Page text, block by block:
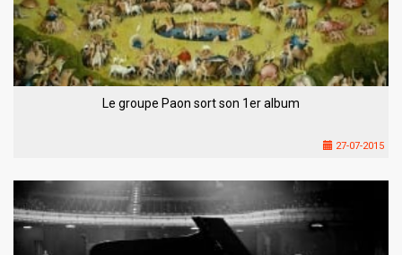
Le groupe Paon sort son 1er album
27-07-2015